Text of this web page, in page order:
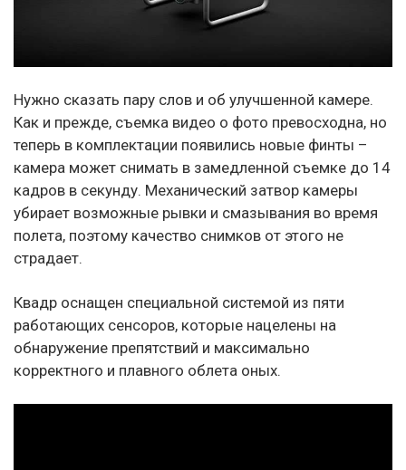
Нужно сказать пару слов и об улучшенной камере.
Как и прежде, съемка видео о фото превосходна, но
теперь в комплектации появились новые финты –
камера может снимать в замедленной съемке до 14
кадров в секунду. Механический затвор камеры
убирает возможные рывки и смазывания во время
полета, поэтому качество снимков от этого не
страдает.
Квадр оснащен специальной системой из пяти
работающих сенсоров, которые нацелены на
обнаружение препятствий и максимально
корректного и плавного облета оных.